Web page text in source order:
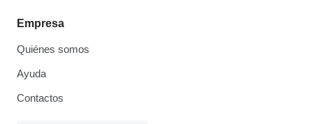
Empresa
Quiénes somos
Ayuda
Contactos